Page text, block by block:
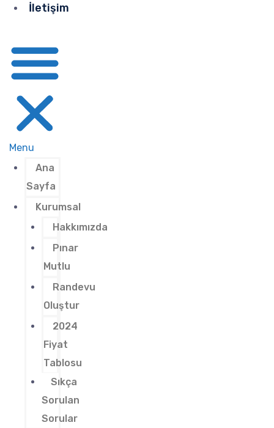
İletişim
Menu
Ana
Sayfa
Kurumsal
Hakkımızda
Pınar
Mutlu
Randevu
Oluştur
2024
Fiyat
Tablosu
Sıkça
Sorulan
Sorular